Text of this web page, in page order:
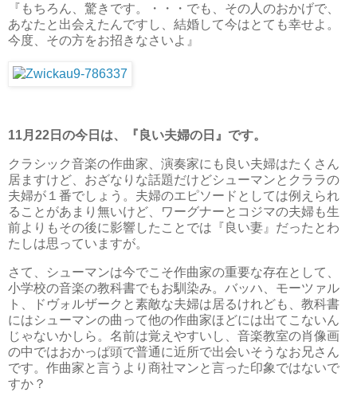
『もちろん、驚きです。・・・でも、その人のおかげで、
あなたと出会えたんですし、結婚して今はとても幸せよ。
今度、その方をお招きなさいよ』
11月22日の今日は、『良い夫婦の日』です。
クラシック音楽の作曲家、演奏家にも良い夫婦はたくさん
居ますけど、おざなりな話題だけどシューマンとクララの
夫婦が１番でしょう。夫婦のエピソードとしては例えられ
ることがあまり無いけど、ワーグナーとコジマの夫婦も生
前よりもその後に影響したことでは『良い妻』だったとわ
たしは思っていますが。
さて、シューマンは今でこそ作曲家の重要な存在として、
小学校の音楽の教科書でもお馴染み。バッハ、モーツァル
ト、ドヴォルザークと素敵な夫婦は居るけれども、教科書
にはシューマンの曲って他の作曲家ほどには出てこないん
じゃないかしら。名前は覚えやすいし、音楽教室の肖像画
の中ではおかっぱ頭で普通に近所で出会いそうなお兄さん
です。作曲家と言うより商社マンと言った印象ではないで
すか？